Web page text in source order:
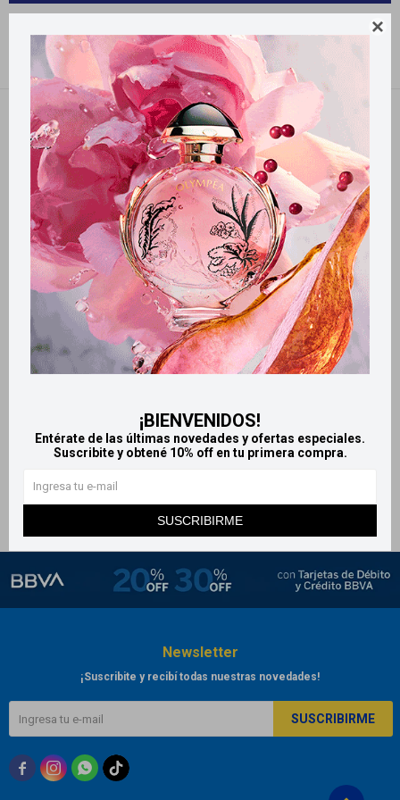

¡BIENVENIDOS!
Entérate de las últimas novedades y ofertas especiales.
Suscribite y obtené 10% off en tu primera compra.
SUSCRIBIRME
Filtrando por: SS Fashion
Llega MAÑANA
$ 305
Newsletter
¡Suscribite y recibí todas nuestras novedades!
SUSCRIBIRME
  